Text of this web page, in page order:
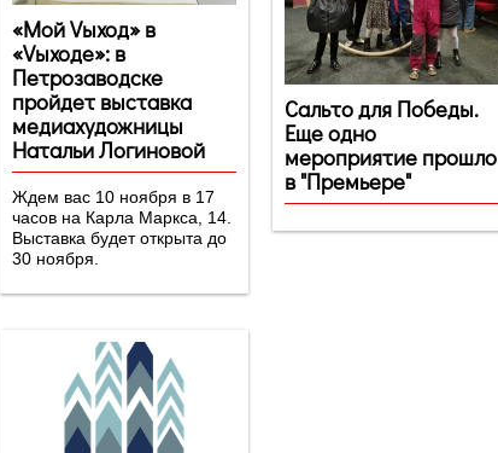
«Мой Vыход» в
«Vыходе»: в
Петрозаводске
пройдет выставка
медиахудожницы
Натальи Логиновой
Ждем вас 10 ноября в 17
часов на Карла Маркса, 14.
Выставка будет открыта до
30 ноября.
Сальто для Победы.
Еще одно
мероприятие прошло
в "Премьере"